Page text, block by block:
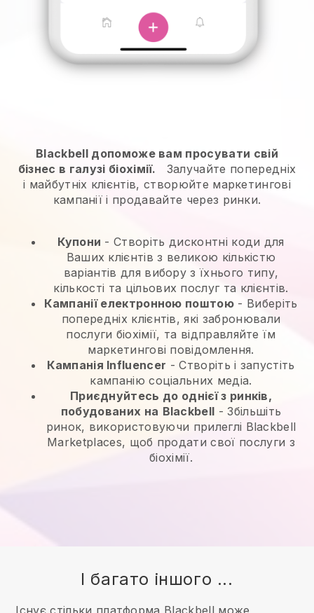
Blackbell допоможе вам просувати свій
бізнес в галузі біохімії.
Залучайте попередніх
і майбутніх клієнтів, створюйте маркетингові
кампанії і продавайте через ринки.
Купони - Створіть дисконтні коди для
Ваших клієнтів з великою кількістю
варіантів для вибору з їхнього типу,
кількості та цільових послуг та клієнтів.
Кампанії електронною поштою - Виберіть
попередніх клієнтів, які забронювали
послуги біохімії, та відправляйте їм
маркетингові повідомлення.
Кампанія Influencer - Створіть і запустіть
кампанію соціальних медіа.
Приєднуйтесь до однієї з ринків,
побудованих на Blackbell -Збільшіть
ринок, використовуючи прилеглі Blackbell
Marketplaces, щоб продати свої послуги з
біохімії.
І багато іншого ...